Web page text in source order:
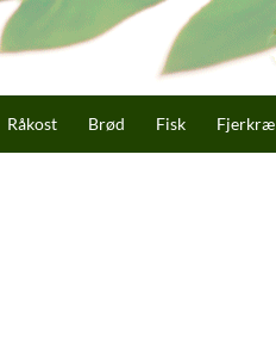
Råkost Brød Fisk Fjerkræ